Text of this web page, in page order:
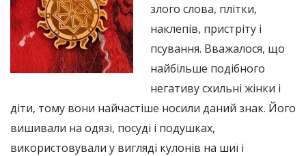
злого слова, плітки,
наклепів, пристріту і
псування. Вважалося, що
найбільше подібного
негативу схильні жінки і
діти, тому вони найчастіше носили даний знак. Його
вишивали на одязі, посуді і подушках,
використовували у вигляді кулонів на шиї і